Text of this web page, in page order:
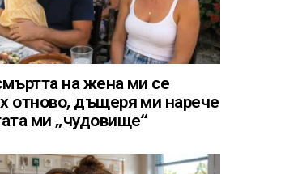
на жена ми се
отново, дъщеря ми нарече
ми „чудовище“